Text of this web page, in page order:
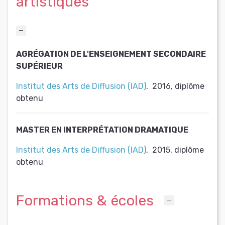
AGRÉGATION DE L'ENSEIGNEMENT SECONDAIRE
SUPÉRIEUR
Institut des Arts de Diffusion (IAD), 2016, diplôme
obtenu
MASTER EN INTERPRÉTATION DRAMATIQUE
Institut des Arts de Diffusion (IAD), 2015, diplôme
obtenu
Formations & écoles